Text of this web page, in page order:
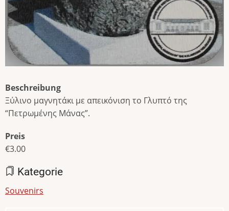
Beschreibung
Ξύλινο μαγνητάκι με απεικόνιση το Γλυπτό της
“Πετρωμένης Μάνας”.
Preis
€3.00
Kategorie
Souvenirs